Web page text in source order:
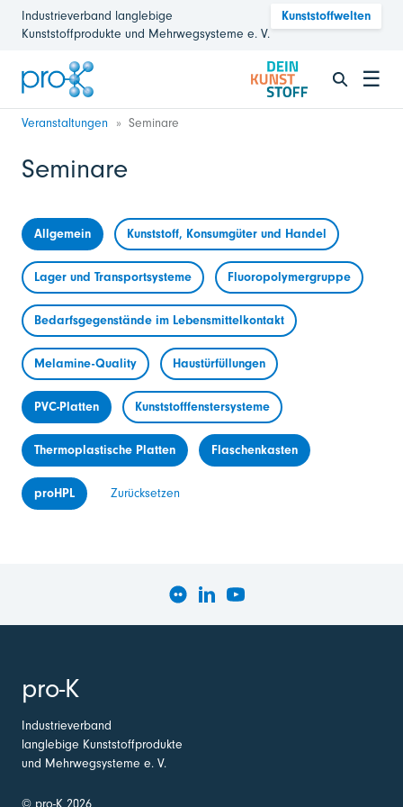
Industrieverband langlebige
Kunststoffprodukte und Mehrwegsysteme e. V.
Kunststoffwelten
☰
Veranstaltungen Seminare
Seminare
Allgemein Kunststoff, Konsumgüter und Handel
Lager und Transportsysteme Fluoropolymergruppe
Bedarfsgegenstände im Lebensmittelkontakt
Melamine-Quality Haustürfüllungen
PVC-Platten Kunststofffenstersysteme
Thermoplastische Platten Flaschenkasten
proHPL Zurücksetzen
pro-K
Industrieverband
langlebige Kunststoffprodukte
und Mehrwegsysteme e. V.
© pro-K 2026